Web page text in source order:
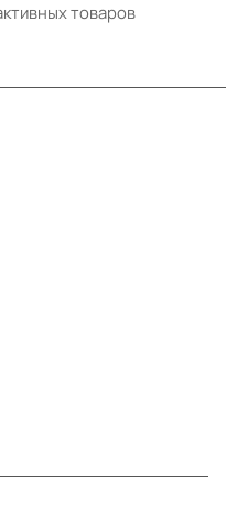
товаров